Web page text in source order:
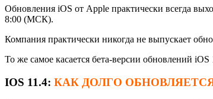
Обновления iOS от Apple практически всегда
8:00 (МСК).
Компания практически никогда не выпускает
То же самое касается бета-версии обновлений iOS
IOS 11.4: КАК ДОЛГО